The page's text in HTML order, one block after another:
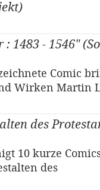
1483 - 1546"
Comic
Wirken Martin
des
10 kurze
des